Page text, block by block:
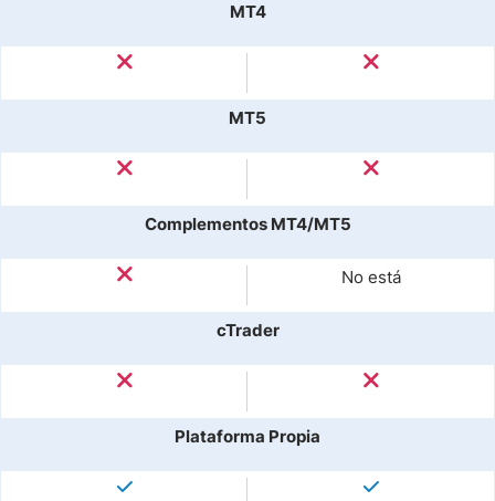
MT4
MT5
Complementos MT4/MT5
No está
cTrader
Plataforma Propia